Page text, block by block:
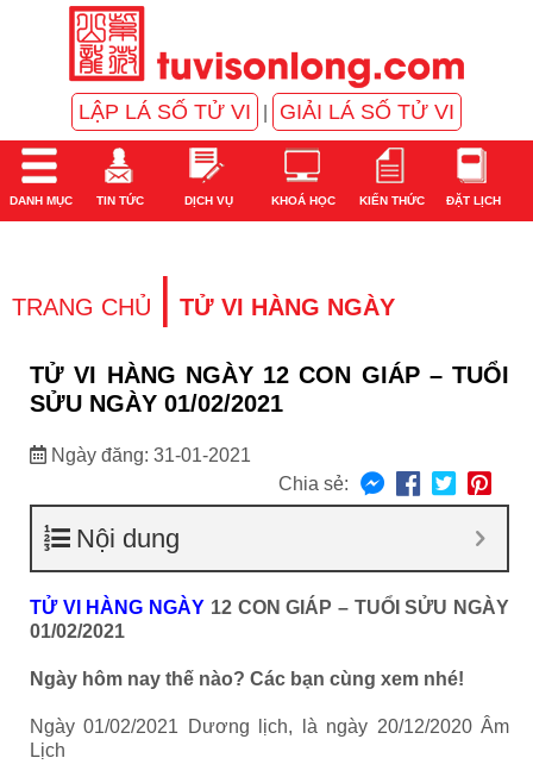
LẬP LÁ SỐ TỬ VI GIẢI LÁ SỐ TỬ VI
DANH MỤC TIN TỨC DỊCH VỤ KHOÁ HỌC KIẾN THỨC ĐẶT LỊCH
TRANG CHỦ | TỬ VI HÀNG NGÀY
TỬ VI HÀNG NGÀY 12 CON GIÁP – TUỔI
SỬU NGÀY 01/02/2021
Ngày đăng: 31-01-2021
Chia sẻ:
Nội dung
TỬ VI HÀNG NGÀY 12 CON GIÁP – TUỔI SỬU NGÀY
01/02/2021
Ngày hôm nay thế nào? Các bạn cùng xem nhé!
Ngày 01/02/2021 Dương lịch, là ngày 20/12/2020 Âm
Lịch